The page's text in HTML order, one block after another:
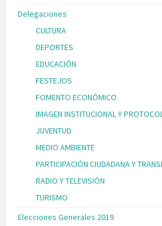
Delegaciones
CULTURA
DEPORTES
EDUCACIÓN
FESTEJOS
FOMENTO ECONÓMICO
IMAGEN INSTITUCIONAL Y
JUVENTUD
MEDIO AMBIENTE
PARTICIPACIÓN CIUDADANA Y
RADIO Y TELEVISIÓN
TURISMO
Elecciones Generales 2019